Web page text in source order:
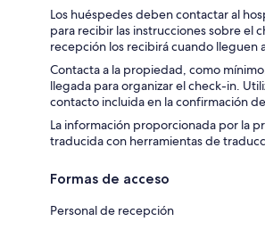
Los huéspedes deben contactar al
para recibir las instrucciones sobre el
recepción los recibirá cuando lleguen
Contacta a la propiedad, como
llegada para organizar el check-in.
contacto incluida en la confirmación
La información proporcionada por la
traducida con herramientas de
Formas de acceso
Personal de recepción